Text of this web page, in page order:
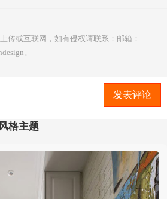
传或互联网，如有侵权请联系：邮箱：
。
发表评论
格主题